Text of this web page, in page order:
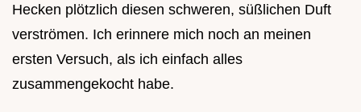
Hecken plötzlich diesen schweren, süßlichen Duft
verströmen. Ich erinnere mich noch an meinen
ersten Versuch, als ich einfach alles
zusammengekocht habe.